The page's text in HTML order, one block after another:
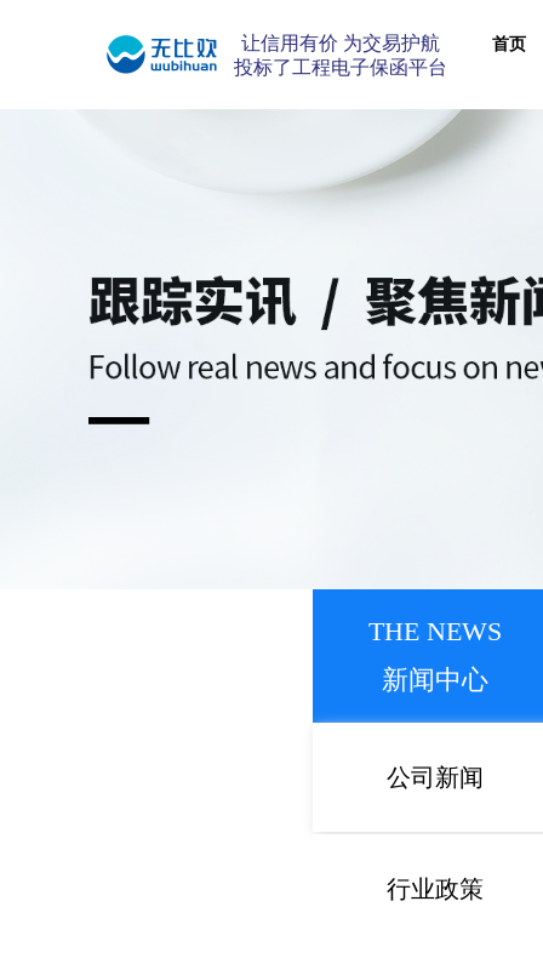
让信用有价 为交易护航
投标了工程电子保函平台
首页
THE NEWS
新闻中心
公司新闻
行业政策